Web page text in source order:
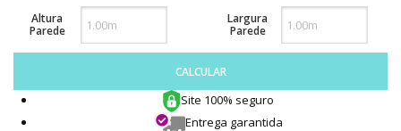
Altura
Parede
Largura
Parede
CALCULAR
Site 100% seguro
Entrega garantida